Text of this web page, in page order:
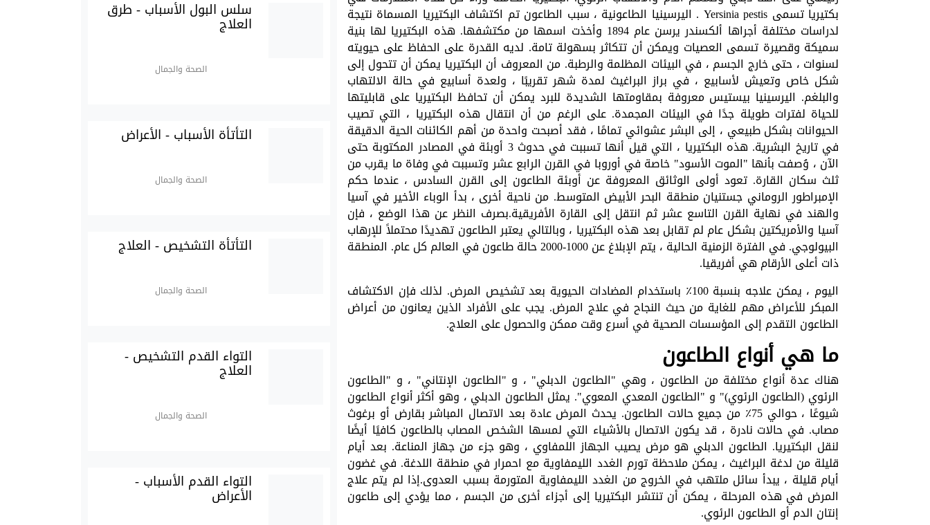
بكتيريا تسمى Yersinia pestis . اليرسينيا الطاعونية ، سبب الطاعون تم اكتشاف البكتيريا المسماة نتيجة
لدراسات مختلفة أجراها ألكسندر يرسن عام 1894 وأخذت اسمها من مكتشفها. هذه البكتيريا لها بنية
سميكة وقصيرة تسمى العصيات ويمكن أن تتكاثر بسهولة تامة. لديه القدرة على الحفاظ على حيويته
لسنوات ، حتى خارج الجسم ، في البيئات المظلمة والرطبة. من المعروف أن البكتيريا يمكن أن تتحول إلى
شكل خاص وتعيش لأسابيع ، في براز البراغيث لمدة شهر تقريبًا ، ولعدة أسابيع في حالة الالتهاب
والبلغم. اليرسينيا بيستيس معروفة بمقاومتها الشديدة للبرد يمكن أن تحافظ البكتيريا على قابليتها
للحياة لفترات طويلة جدًا في البيئات المجمدة. على الرغم من أن انتقال هذه البكتيريا ، التي تصيب
الحيوانات بشكل طبيعي ، إلى البشر عشوائي تمامًا ، فقد أصبحت واحدة من أهم الكائنات الحية الدقيقة
في تاريخ البشرية. هذه البكتيريا ، التي قيل أنها تسببت في حدوث 3 أوبئة في المصادر المكتوبة حتى
الآن ، وُصفت بأنها "الموت الأسود" خاصة في أوروبا في القرن الرابع عشر وتسببت في وفاة ما يقرب من
ثلث سكان القارة. تعود أولى الوثائق المعروفة عن أوبئة الطاعون إلى القرن السادس ، عندما حكم
الإمبراطور الروماني جستنيان منطقة البحر الأبيض المتوسط. من ناحية أخرى ، بدأ الوباء الأخير في آسيا
والهند في نهاية القرن التاسع عشر ثم انتقل إلى القارة الأفريقية.بصرف النظر عن هذا الوضع ، فإن
آسيا والأمريكتين بشكل عام لم تقابل بعد هذه البكتيريا ، وبالتالي يعتبر الطاعون تهديدًا محتملاً للإرهاب
البيولوجي. في الفترة الزمنية الحالية ، يتم الإبلاغ عن 1000-2000 حالة طاعون في العالم كل عام. المنطقة
ذات أعلى الأرقام هي أفريقيا.
اليوم ، يمكن علاجه بنسبة 100٪ باستخدام المضادات الحيوية بعد تشخيص المرض. لذلك فإن الاكتشاف
المبكر للأعراض مهم للغاية من حيث النجاح في علاج المرض. يجب على الأفراد الذين يعانون من أعراض
الطاعون التقدم إلى المؤسسات الصحية في أسرع وقت ممكن والحصول على العلاج.
ما هي أنواع الطاعون
هناك عدة أنواع مختلفة من الطاعون ، وهي "الطاعون الدبلي" ، و "الطاعون الإنتاني" ، و "الطاعون
الرئوي (الطاعون الرئوي)" و "الطاعون المعدي المعوي". يمثل الطاعون الدبلي ، وهو أكثر أنواع الطاعون
شيوعًا ، حوالي 75٪ من جميع حالات الطاعون. يحدث المرض عادة بعد الاتصال المباشر بقارض أو برغوث
مصاب. في حالات نادرة ، قد يكون الاتصال بالأشياء التي لمسها الشخص المصاب بالطاعون كافيًا أيضًا
لنقل البكتيريا. الطاعون الدبلي هو مرض يصيب الجهاز اللمفاوي ، وهو جزء من جهاز المناعة. بعد أيام
قليلة من لدغة البراغيث ، يمكن ملاحظة تورم الغدد الليمفاوية مع احمرار في منطقة اللدغة. في غضون
أيام قليلة ، يبدأ سائل ملتهب في الخروج من الغدد الليمفاوية المتورمة بسبب العدوى.إذا لم يتم علاج
المرض في هذه المرحلة ، يمكن أن تنتشر البكتيريا إلى أجزاء أخرى من الجسم ، مما يؤدي إلى طاعون
إنتان الدم أو الطاعون الرئوي.
سلس البول الأسباب - طرق
العلاج
الصحة والجمال
التأتأة الأسباب - الأعراض
الصحة والجمال
التأتأة التشخيص - العلاج
الصحة والجمال
التواء القدم التشخيص -
العلاج
الصحة والجمال
التواء القدم الأسباب -
الأعراض